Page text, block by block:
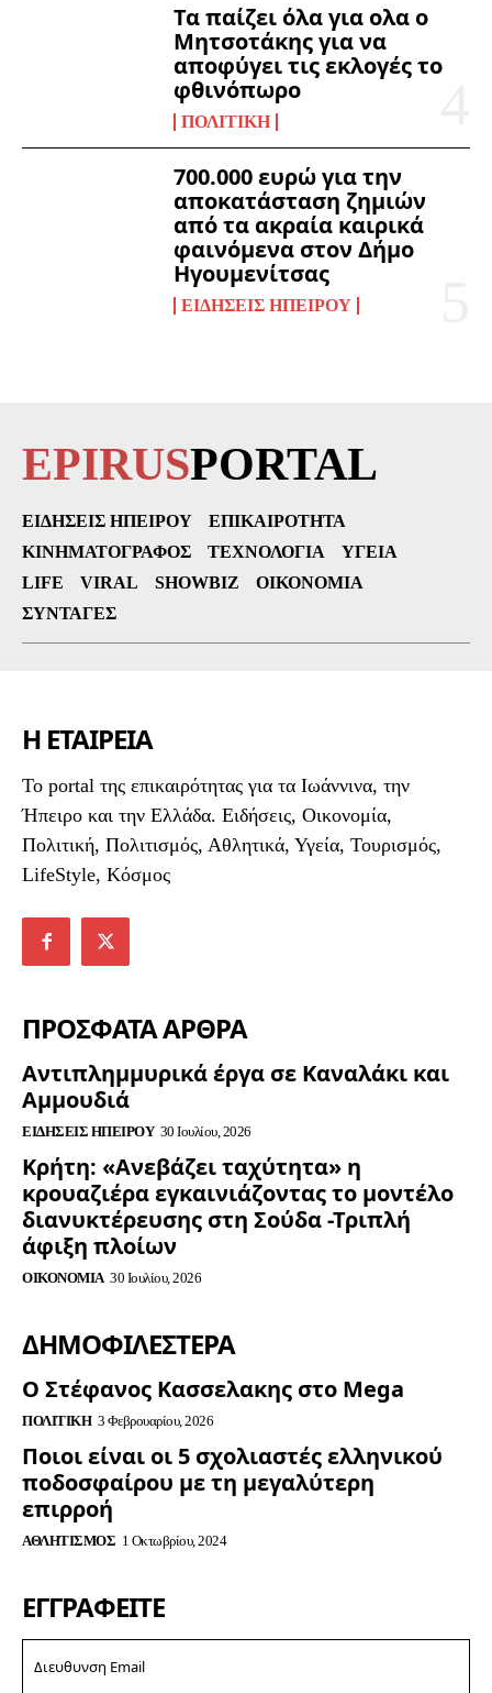
Τα παίζει όλα για ολα ο
Μητσοτάκης για να
αποφύγει τις εκλογές το
φθινόπωρο
ΠΟΛΙΤΙΚΉ
700.000 ευρώ για την
αποκατάσταση ζημιών
από τα ακραία καιρικά
φαινόμενα στον Δήμο
Ηγουμενίτσας
ΕΙΔΉΣΕΙΣ ΗΠΕΊΡΟΥ
EPIRUSPORTAL
ΕΙΔΉΣΕΙΣ ΗΠΕΊΡΟΥ
ΕΠΙΚΑΙΡΌΤΗΤΑ
ΚΙΝΗΜΑΤΟΓΡΆΦΟΣ
ΤΕΧΝΟΛΟΓΊΑ
ΥΓΕΊΑ
LIFE
VIRAL SHOWBIZ
ΟΙΚΟΝΟΜΊΑ
ΣΥΝΤΑΓΈΣ
Η ΕΤΑΙΡΕΙΑ
To portal της επικαιρότητας για τα Ιωάννινα, την
Ήπειρο και την Ελλάδα. Ειδήσεις, Οικονομία,
Πολιτική, Πολιτισμός, Αθλητικά, Υγεία, Τουρισμός,
LifeStyle, Κόσμος
ΠΡΟΣΦΑΤΑ ΑΡΘΡΑ
Αντιπλημμυρικά έργα σε Καναλάκι και
Αμμουδιά
ΕΙΔΉΣΕΙΣ ΗΠΕΊΡΟΥ 30 Ιουλίου, 2026
Κρήτη: «Ανεβάζει ταχύτητα» η
κρουαζιέρα εγκαινιάζοντας το μοντέλο
διανυκτέρευσης στη Σούδα -Τριπλή
άφιξη πλοίων
ΟΙΚΟΝΟΜΊΑ 30 Ιουλίου, 2026
ΔΗΜΟΦΙΛΈΣΤΕΡΑ
Ο Στέφανος Κασσελακης στο Mega
ΠΟΛΙΤΙΚΉ 3 Φεβρουαρίου, 2026
Ποιοι είναι οι 5 σχολιαστές ελληνικού
ποδοσφαίρου με τη μεγαλύτερη
επιρροή
ΑΘΛΗΤΙΣΜΌΣ 1 Οκτωβρίου, 2024
ΕΓΓΡΑΦΕΊΤΕ